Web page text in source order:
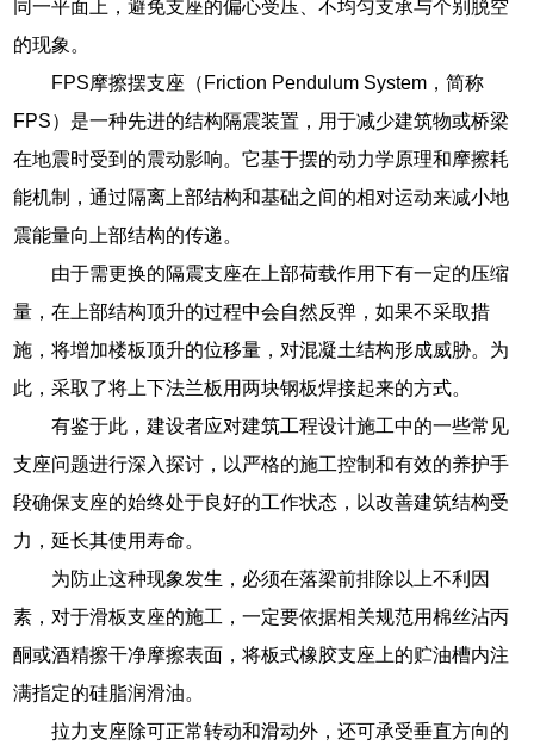
同一平面上，避免支座的偏心受压、不均匀支承与个别脱空
的现象。
FPS摩擦摆支座（Friction Pendulum System，简称
FPS）是一种先进的结构隔震装置，用于减少建筑物或桥梁
在地震时受到的震动影响。它基于摆的动力学原理和摩擦耗
能机制，通过隔离上部结构和基础之间的相对运动来减小地
震能量向上部结构的传递。
由于需更换的隔震支座在上部荷载作用下有一定的压缩
量，在上部结构顶升的过程中会自然反弹，如果不采取措
施，将增加楼板顶升的位移量，对混凝土结构形成威胁。为
此，采取了将上下法兰板用两块钢板焊接起来的方式。
有鉴于此，建设者应对建筑工程设计施工中的一些常见
支座问题进行深入探讨，以严格的施工控制和有效的养护手
段确保支座的始终处于良好的工作状态，以改善建筑结构受
力，延长其使用寿命。
为防止这种现象发生，必须在落梁前排除以上不利因
素，对于滑板支座的施工，一定要依据相关规范用棉丝沾丙
酮或酒精擦干净摩擦表面，将板式橡胶支座上的贮油槽内注
满指定的硅脂润滑油。
拉力支座除可正常转动和滑动外，还可承受垂直方向的